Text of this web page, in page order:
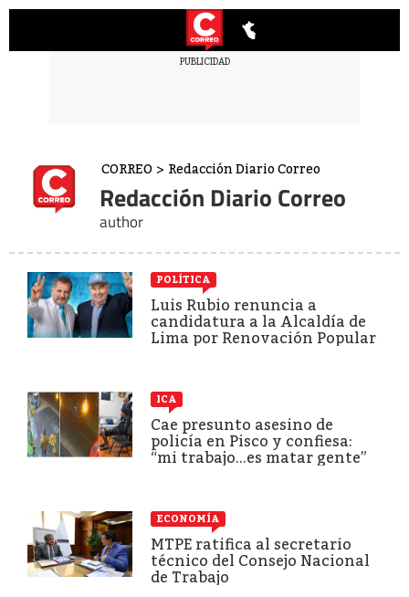
CORREO > Redacción Diario Correo
Redacción Diario Correo
author
POLÍTICA
Luis Rubio renuncia a
candidatura a la Alcaldía de
Lima por Renovación Popular
ICA
Cae presunto asesino de
policía en Pisco y confiesa:
“mi trabajo...es matar gente”
ECONOMÍA
MTPE ratifica al secretario
técnico del Consejo Nacional
de Trabajo